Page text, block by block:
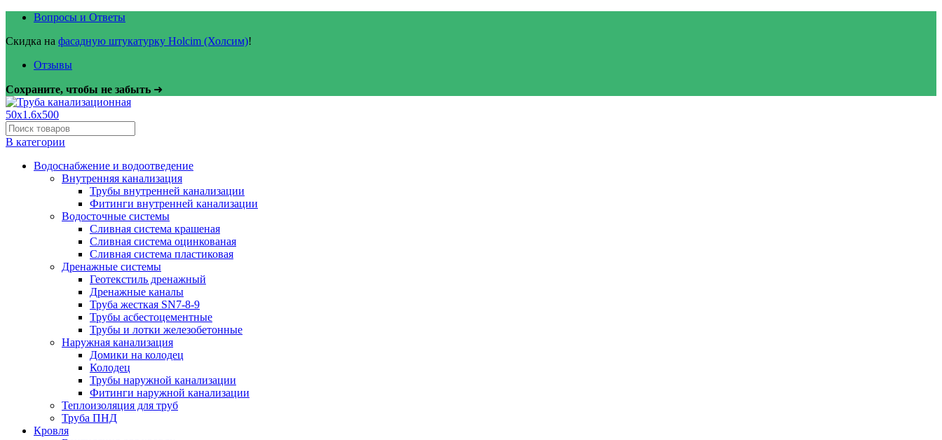
Вопросы и Ответы
Скидка на фасадную штукатурку Holcim (Холсим)!
Отзывы
Сохраните, чтобы не забыть ➜
В категории
Водоснабжение и водоотведение
Внутренняя канализация
Трубы внутренней канализации
Фитинги внутренней канализации
Водосточные системы
Сливная система крашеная
Сливная система оцинкованая
Сливная система пластиковая
Дренажные системы
Геотекстиль дренажный
Дренажные каналы
Труба жесткая SN7-8-9
Трубы асбестоцементные
Трубы и лотки железобетонные
Наружная канализация
Домики на колодец
Колодец
Трубы наружной канализации
Фитинги наружной канализации
Теплоизоляция для труб
Труба ПНД
Кровля